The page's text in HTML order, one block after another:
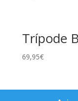
Trípode
69,95€